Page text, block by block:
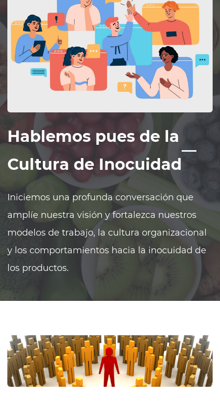
Hablemos pues de la
Cultura de Inocuidad
Iniciemos una profunda conversación que
amplíe nuestra visión y fortalezca nuestros
modelos de trabajo, la cultura organizacional
y los comportamientos hacia la inocuidad de
los productos.